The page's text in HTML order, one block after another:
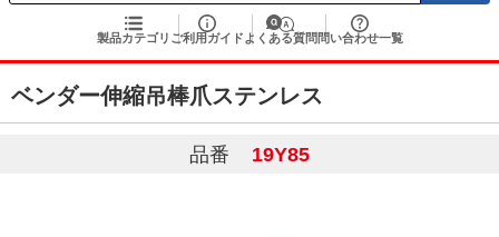
製品カテゴリ ご利用ガイド よくある質問 問い合わせ一覧
ベンダー伸縮吊棒爪ステンレス
品番 19Y85